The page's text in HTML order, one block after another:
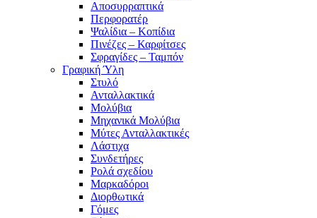
Αποσυρραπτικά
Περφορατέρ
Ψαλίδια – Κοπίδια
Πινέζες – Καρφίτσες
Σφραγίδες – Ταμπόν
Γραφική Ύλη
Στυλό
Ανταλλακτικά
Μολύβια
Μηχανικά Μολύβια
Μύτες Ανταλλακτικές
Λάστιχα
Συνδετήρες
Ρολά σχεδίου
Μαρκαδόροι
Διορθωτικά
Γόμες